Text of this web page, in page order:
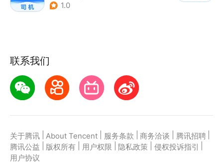
1.0
联系我们
关于腾讯 About Tencent 服务条款 商务洽谈 腾讯招聘
腾讯公益
版权所有 用户权限 隐私政策 侵权投诉指引
用户协议